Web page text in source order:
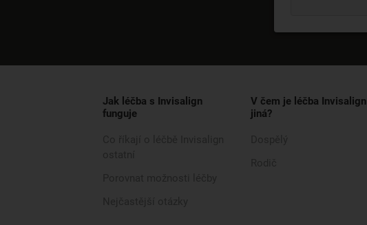
Jak léčba s Invisalign
funguje
V čem je léčba Invisalign
jiná?